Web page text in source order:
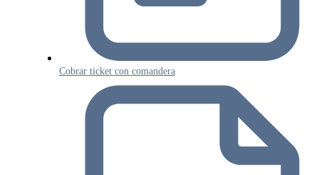
Cobrar ticket con comandera